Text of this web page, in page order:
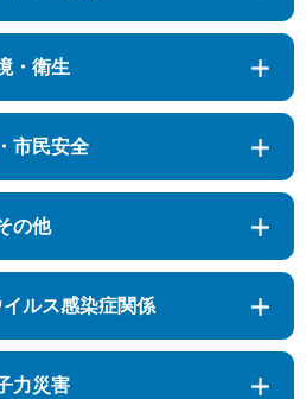
・衛生
市民安全
の他
ルス感染症関係
力災害